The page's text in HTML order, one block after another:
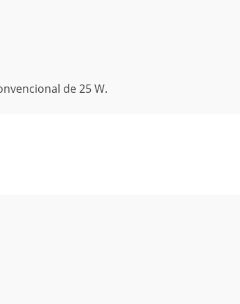
de 25 W.